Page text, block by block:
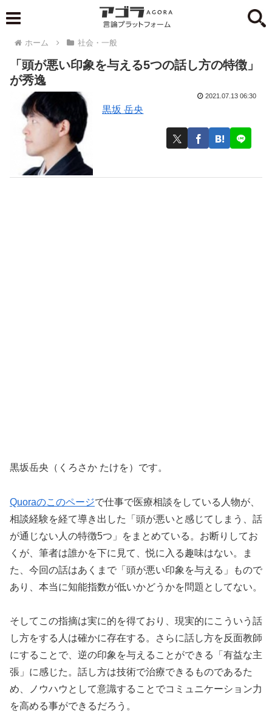
ホーム 社会・一般
「頭が悪い印象を与える5つの話し方の特徴」
が秀逸
黒坂 岳央
2021.07.13 06:30
黒坂岳央（くろさか たけを）です。
Quoraのこのページで仕事で医療相談をしている人物が、
相談経験を経て導き出した「頭が悪いと感じてしまう、話
が通じない人の特徴5つ」をまとめている。お断りしてお
くが、筆者は誰かを下に見て、悦に入る趣味はない。ま
た、今回の話はあくまで「頭が悪い印象を与える」もので
あり、本当に知能指数が低いかどうかを問題としてない。
そしてこの指摘は実に的を得ており、現実的にこういう話
し方をする人は確かに存在する。さらに話し方を反面教師
にすることで、逆の印象を与えることができる「有益な主
張」に感じた。話し方は技術で治療できるものであるた
め、ノウハウとして意識することでコミュニケーション力
を高める事ができるだろう。